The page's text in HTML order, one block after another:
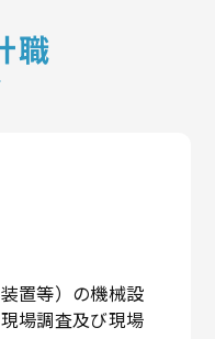
職
置等）の機械設
場調査及び現場